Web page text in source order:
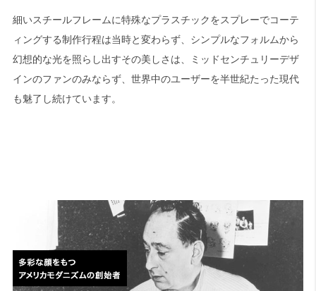
細いスチールフレームに特殊なプラスチックをスプレーでコーテ
ィングする制作行程は当時と変わらず、シンプルなフォルムから
幻想的な光を照らし出すその美しさは、ミッドセンチュリーデザ
インのファンのみならず、世界中のユーザーを半世紀たった現代
も魅了し続けています。